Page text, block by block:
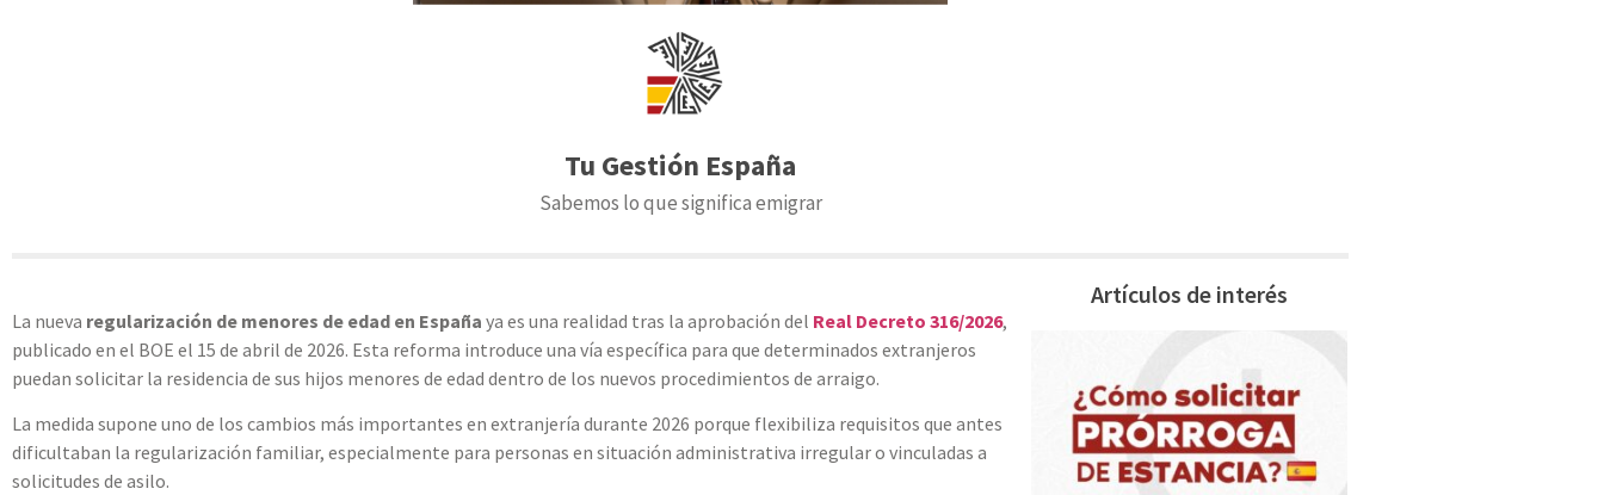
Tu Gestión España
Sabemos lo que significa emigrar
La nueva regularización de menores de edad en España ya es una realidad tras la aprobación del Real Decreto 316/2026,
publicado en el BOE el 15 de abril de 2026. Esta reforma introduce una vía específica para que determinados extranjeros
puedan solicitar la residencia de sus hijos menores de edad dentro de los nuevos procedimientos de arraigo.
La medida supone uno de los cambios más importantes en extranjería durante 2026 porque flexibiliza requisitos que antes
dificultaban la regularización familiar, especialmente para personas en situación administrativa irregular o vinculadas a
solicitudes de asilo.
Artículos de interés